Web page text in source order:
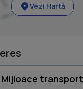
Vezi Hartă
Mijloace transport